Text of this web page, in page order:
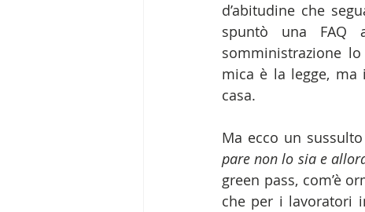
d’abitudine che
spuntò una
somministrazione
mica è la legge,
casa.
Ma ecco un
pare non lo sia e
green pass, com’è
che per i lavoratori